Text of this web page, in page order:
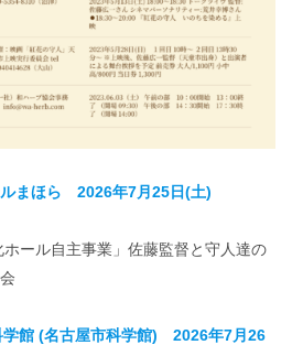
まほら 2026年7月25日(土)
ール自主事業」佐藤監督と守人達の
学館 (名古屋市科学館) 2026年7月26